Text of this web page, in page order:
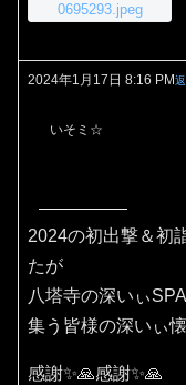
0695293.jpeg
2024年1月17日 8:16 PM
いそミ☆
2024の初出撃＆初
たが
八塔寺の深いぃ
集う皆様の深いぃ
感謝✨🙏感謝✨🙏